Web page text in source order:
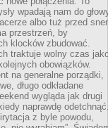
wpadają nam do
albo tuż przed
przestrzeń, by
klocków zbudować.
traktuje wolny czas
obowiązków.
na generalne porządki,
długo odkładane
wygląda jak drugi
naprawdę odetchnąć.
z byle powodu,